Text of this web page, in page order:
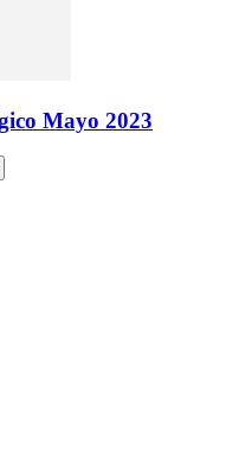
Mayo 2023